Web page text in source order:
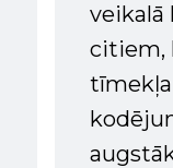
veikalā
citiem,
tīmekļa